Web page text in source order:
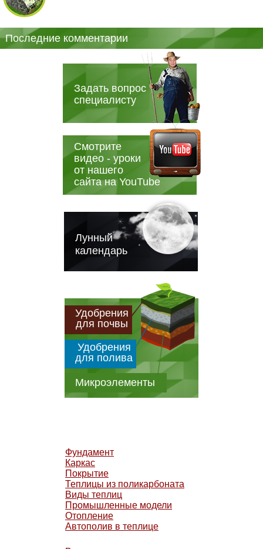
Последние комментарии
Задать вопрос
специалисту
Смотрите
видео - уроки
от нашего
сайта на YouTube
Лунный
календарь
Удобрения
для почвы
Удобрения
для полива
Микроэлементы
Фундамент
Каркас
Покрытие
Теплицы из поликарбоната
Виды теплиц
Промышленные модели
Отопление
Автополив в теплице